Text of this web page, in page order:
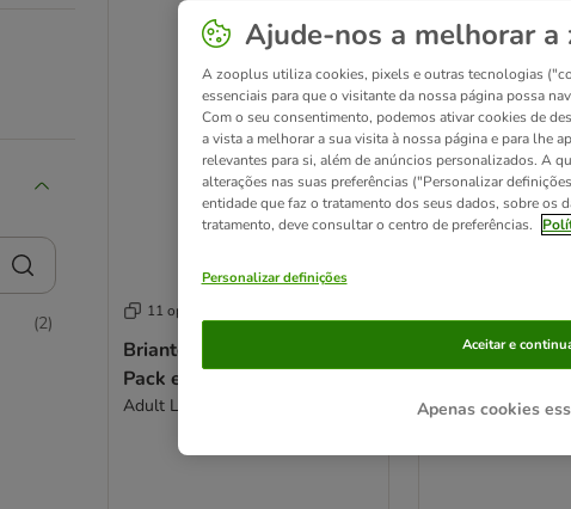
(2)
11 opções
Briantos ração para cães -
Pack económico
Briantos ração
Ajude-nos a melhorar a
A zooplus utiliza cookies, pixels e outras tecnologias
essenciais para que o visitante da nossa página possa
Com o seu consentimento, podemos ativar cookies de
a vista a melhorar a sua visita à nossa página e para lhe
relevantes para si, além de anúncios personalizados. A
alterações nas suas preferências ("Personalizar
entidade que faz o tratamento dos seus dados, sobre os
tratamento, deve consultar o centro de preferências.
Personalizar definições
Apenas cookies
Aceitar e